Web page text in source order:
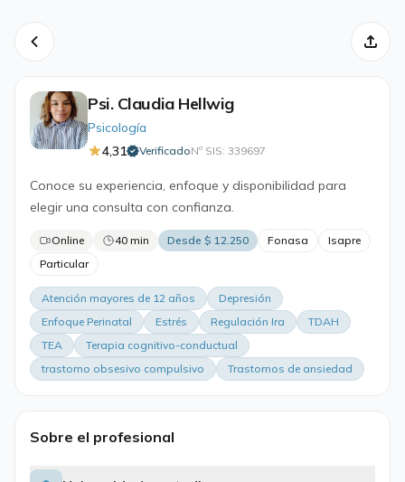
Psi. Claudia Hellwig
Psicología
4,31
VerificadoNº SIS: 339697·
Conoce su experiencia, enfoque y disponibilidad para
elegir una consulta con confianza.
Online 40 min Desde $ 12.250 Fonasa
Isapre
Particular
Atención mayores de 12 años
Depresión
Enfoque Perinatal
Estrés Regulación Ira
TDAH
TEA
Terapia cognitivo-conductual
trastorno obsesivo compulsivo
Trastornos de ansiedad
Sobre el profesional